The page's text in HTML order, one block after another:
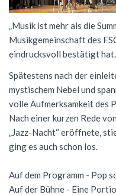
Förderverein
Aktuelles
Zweck des Vereins
Vorstand
Antragsformulare für
Service
Mensaverein
Verein ehemaliger Schüler
Geschichte
Wiederholung
Beglaubigung und
Cambridge Certificate
Bio-AG
Technik-AG
Politik-AG
Schulsanitäter
Schülernachhilfe
Studium und Beruf (BOGY)
Klassen 8-10
Sozialpraktikum
Französisch
Warum Französisch?
Kursstufe
Geographie
Informatik
G8: IMP (Informatik,
Warum Italienisch?
Katholische Religion
FSG Chor
Chor Klassen 5-7
Ungarn-Austausch
Konzerte
Schoolwear FSG
Terminplan
Anfahrt
Praktikum am FSG
Lernmittel
Schulanmeldung
„Musik ist mehr als die
Musikgemeinschaft des
eindrucksvoll bestätigt hat.
Spätestens nach der
mystischem Nebel und
volle Aufmerksamkeit des
Nach einer kurzen Rede
„Jazz-Nacht“ eröffnete,
ging es auch schon los.
Auf dem Programm - Pop
Auf der Bühne - Eine